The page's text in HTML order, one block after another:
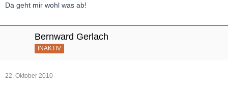
Da geht mir wohl was ab!
Bernward Gerlach
INAKTIV
22. Oktober 2010